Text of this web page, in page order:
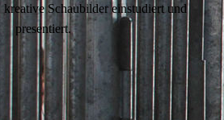
Schaubilder einstudiert und
presentiert.